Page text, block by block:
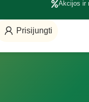
Akcijos ir
Prisijungti